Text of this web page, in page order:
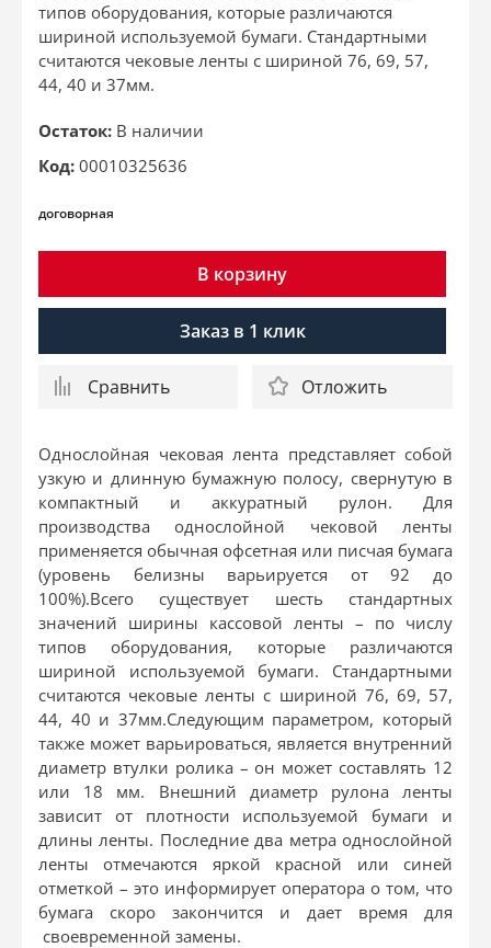
типов оборудования, которые различаются
шириной используемой бумаги. Стандартными
считаются чековые ленты с шириной 76, 69, 57,
44, 40 и 37мм.
Остаток: В наличии
Код: 00010325636
договорная
В корзину
Заказ в 1 клик
Сравнить Отложить
Однослойная чековая лента представляет собой
узкую и длинную бумажную полосу, свернутую в
компактный и аккуратный рулон. Для
производства однослойной чековой ленты
применяется обычная офсетная или писчая бумага
(уровень белизны варьируется от 92 до
100%).Всего существует шесть стандартных
значений ширины кассовой ленты – по числу
типов оборудования, которые различаются
шириной используемой бумаги. Стандартными
считаются чековые ленты с шириной 76, 69, 57,
44, 40 и 37мм.Следующим параметром, который
также может варьироваться, является внутренний
диаметр втулки ролика – он может составлять 12
или 18 мм. Внешний диаметр рулона ленты
зависит от плотности используемой бумаги и
длины ленты. Последние два метра однослойной
ленты отмечаются яркой красной или синей
отметкой – это информирует оператора о том, что
бумага скоро закончится и дает время для
своевременной замены.